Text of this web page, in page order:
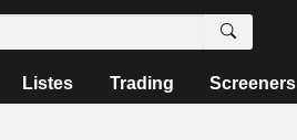
Listes Trading Screeners